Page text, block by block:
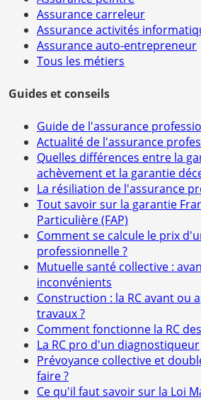
Assurance carreleur
Assurance activités
Assurance auto-entrepreneur
Tous les métiers
Guides et conseils
Guide de l'assurance
Actualité de l'assurance
Quelles différences entre la
achèvement et la garantie
La résiliation de l'assurance
Tout savoir sur la garantie
Particulière (FAP)
Comment se calcule le prix
professionnelle ?
Mutuelle santé collective :
inconvénients
Construction : la RC avant ou
travaux ?
Comment fonctionne la RC
La RC pro d'un diagnostiqueur
Prévoyance collective et
faire ?
Ce qu'il faut savoir sur la Loi